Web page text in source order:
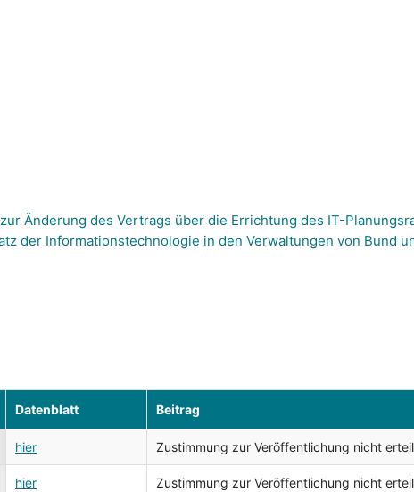
Änderung des Vertrags über die Errichtung des IT-
der Informationstechnologie in den Verwaltungen von Bund
Datenblatt Beitrag
hier Zustimmung zur Veröffentlichung nicht
hier Zustimmung zur Veröffentlichung nicht